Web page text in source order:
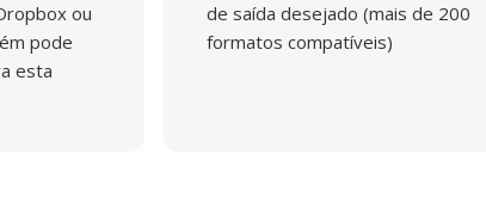
ou
pode
esta
de saída desejado (mais de 200
formatos compatíveis)